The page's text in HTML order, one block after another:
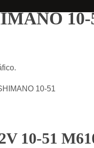
10-
10-51
10-51